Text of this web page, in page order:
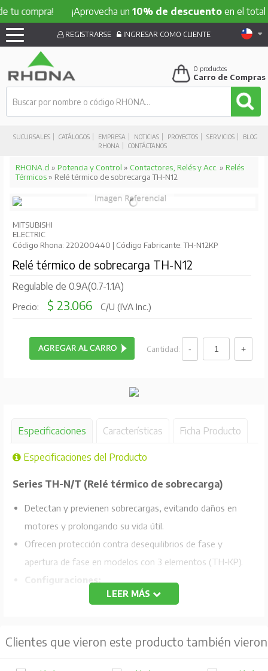
¡Aprovecha un10% de descuentoen el total de tu
SUCURSALES CATÁLOGOS EMPRESA NOTICIAS PROYECTOS SERVICIOS
BLOG
RHONA
CONTÁCTANOS
REGISTRARSE INGRESAR COMO CLIENTE
0 productos
Carro de Compras
RHONA.cl » Potencia y Control » Contactores, Relés y Acc. » Relés
Térmicos» Relé térmico de sobrecarga TH-N12
MITSUBISHI
ELECTRIC
Código Rhona: 220200440 | Código Fabricante: TH-N12KP
Relé térmico de sobrecarga TH-N12
Regulable de 0.9A(0.7-1.1A)
Precio: $ 23.066 C/U (IVA Inc.)
Cantidad:
Especificaciones Características Ficha Producto
Especificaciones del Producto
Series TH-N/T (Relé térmico de sobrecarga)
Detectan y previenen sobrecargas, evitando daños en
motores y prolongando su vida útil.
Ofrecen protección contra desequilibrios de fase y
apertura de fase en modelos con 3 elementos (TH-KP).
Configuraciones:
Para montaje independiente o en rieles DIN.
magnéticos de la serie MS-T.
LEER MÁS
Clientes que vieron este producto también vieron